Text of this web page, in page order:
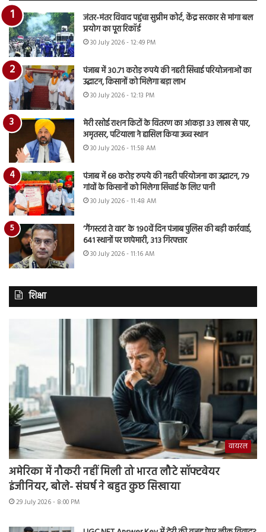
जंतर-मंतर विवाद पहुंचा सुप्रीम कोर्ट, केंद्र सरकार से मांगा बल
प्रयोग का पूरा रिकॉर्ड
30 July 2026 - 12:49 PM
पंजाब में 30.71 करोड़ रुपये की नहरी सिंचाई परियोजनाओं का
उद्घाटन, किसानों को मिलेगा बड़ा लाभ
30 July 2026 - 12:13 PM
मेरी रसोई राशन किटों के वितरण का आंकड़ा 33 लाख से पार,
अमृतसर, पटियाला ने हासिल किया उच्च स्थान
30 July 2026 - 11:58 AM
पंजाब में 68 करोड़ रुपये की नहरी परियोजना का उद्घाटन, 79
गांवों के किसानों को मिलेगा सिंचाई के लिए पानी
30 July 2026 - 11:48 AM
‘गैंगस्टरां ते वार’ के 190वें दिन पंजाब पुलिस की बड़ी कार्रवाई,
641 स्थानों पर छापेमारी, 313 गिरफ्तार
30 July 2026 - 11:16 AM
शिक्षा
वायरल
अमेरिका में नौकरी नहीं मिली तो भारत लौटे सॉफ्टवेयर
इंजीनियर, बोले- संघर्ष ने बहुत कुछ सिखाया
29 July 2026 - 8:00 PM